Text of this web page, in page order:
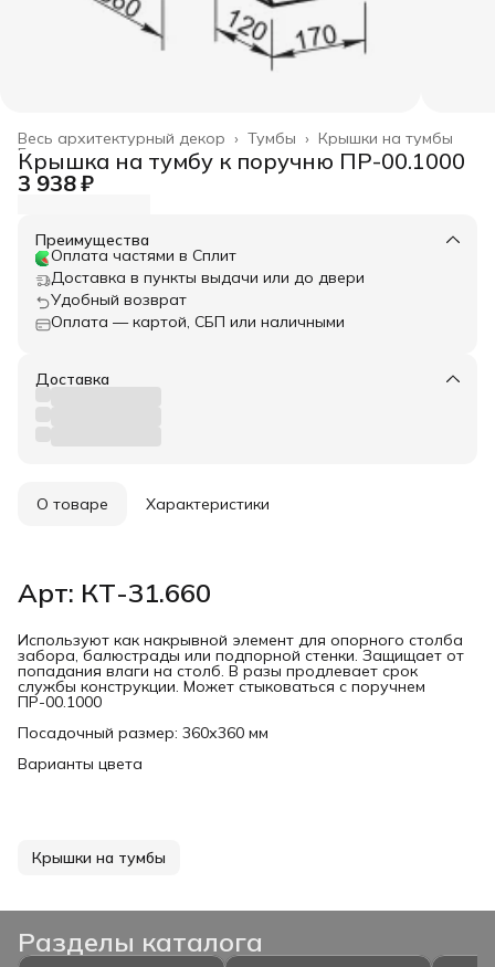
Крышки на тумбы
Тумбы ›
Весь архитектурный декор ›
Главная ›
Крышка на тумбу к поручню ПР-00.1000
3 938 ₽
Преимущества
Оплата частями в Сплит
Доставка в пункты выдачи или до двери
Удобный возврат
Оплата — картой, СБП или наличными
Доставка
О товаре Характеристики
Арт: КТ-31.660
Используют как накрывной элемент для опорного столба
забора, балюстрады или подпорной стенки. Защищает от
попадания влаги на столб. В разы продлевает срок
службы конструкции. Может стыковаться с поручнем
ПР-00.1000
Посадочный размер: 360х360 мм
Варианты цвета
Крышки на тумбы
Разделы каталога